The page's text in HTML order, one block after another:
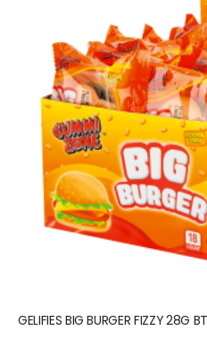
GELIFIES BIG BURGER FIZZY 28G